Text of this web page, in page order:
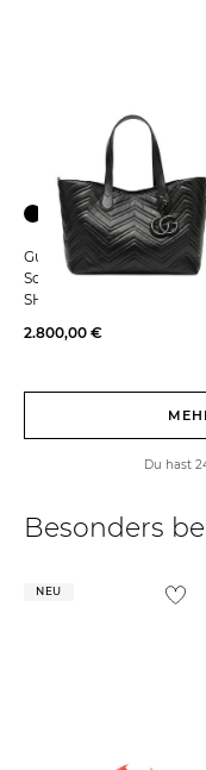
Gucci | Damen
Schultertasche GG
SHOPPER
2.800,00 €
Du hast
Besonders
NEU